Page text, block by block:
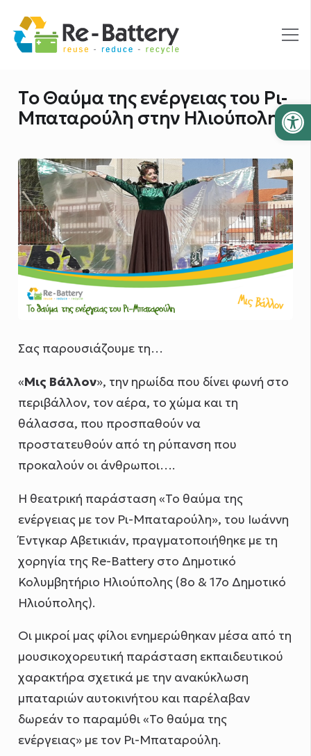
Το Θαύμα της ενέργειας του Ρι-
Μπαταρούλη στην Ηλιούπολη
Σας παρουσιάζουμε τη…
«Μις Βάλλον», την ηρωίδα που δίνει φωνή στο
περιβάλλον, τον αέρα, το χώμα και τη
θάλασσα, που προσπαθούν να
προστατευθούν από τη ρύπανση που
προκαλούν οι άνθρωποι….
H θεατρική παράσταση «Το θαύμα της
ενέργειας με τον Ρι-Μπαταρούλη», του Ιωάννη
Έντγκαρ Αβετικιάν, πραγματοποιήθηκε με τη
χορηγία της Re-Battery στο Δημοτικό
Κολυμβητήριο Ηλιούπολης (8o & 17o Δημοτικό
Ηλιούπολης).
Οι μικροί μας φίλοι ενημερώθηκαν μέσα από τη
μουσικοχορευτική παράσταση εκπαιδευτικού
χαρακτήρα σχετικά με την ανακύκλωση
μπαταριών αυτοκινήτου και παρέλαβαν
δωρεάν το παραμύθι «Το θαύμα της
ενέργειας» με τον Ρι-Μπαταρούλη.